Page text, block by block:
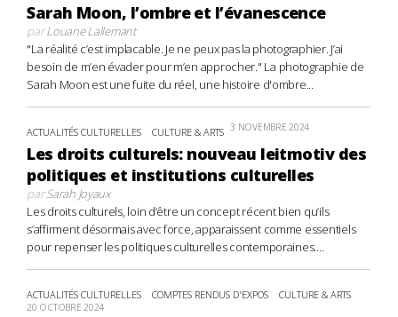
Sarah Moon, l’ombre et l’évanescence
parLouane Lallemant
"La réalité c’est implacable. Je ne peux pas la photographier. J’ai
besoin de m’en évader pour m’en approcher." La photographie de
Sarah Moon est une fuite du réel, une histoire d'ombre...
ACTUALITÉS CULTURELLES CULTURE & ARTS 3 NOVEMBRE 2024
Les droits culturels: nouveau leitmotiv des
politiques et institutions culturelles
parSarah Joyaux
Les droits culturels, loin d’être un concept récent bien qu’ils
s’affirment désormais avec force, apparaissent comme essentiels
pour repenser les politiques culturelles contemporaines....
ACTUALITÉS CULTURELLES COMPTES RENDUS D'EXPOS CULTURE & ARTS
20 OCTOBRE 2024